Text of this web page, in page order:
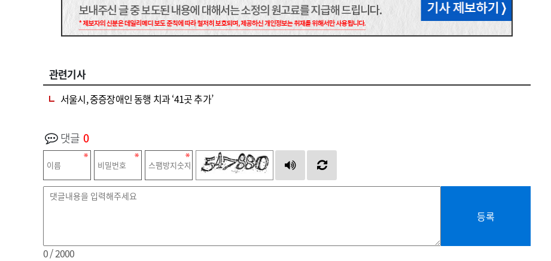
관련기사
서울시, 중증장애인 동행 치과 ‘41곳 추가’
댓글 0
등록
0/ 2000